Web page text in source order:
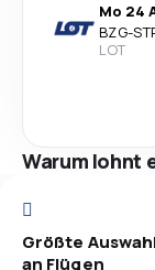
Mo 24
BZG-
LOT
Warum lohnt
Größte
an Flügen